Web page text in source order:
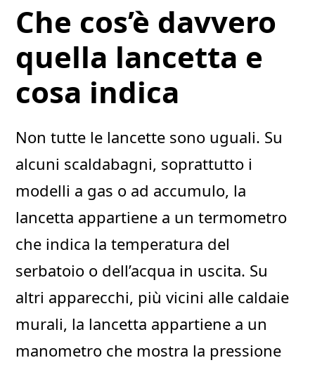
Che cos’è davvero
quella lancetta e
cosa indica
Non tutte le lancette sono uguali. Su
alcuni scaldabagni, soprattutto i
modelli a gas o ad accumulo, la
lancetta appartiene a un termometro
che indica la temperatura del
serbatoio o dell’acqua in uscita. Su
altri apparecchi, più vicini alle caldaie
murali, la lancetta appartiene a un
manometro che mostra la pressione